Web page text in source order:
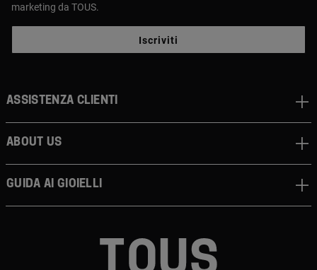
marketing da TOUS.
Iscriviti
Assistenza clienti
About us
Guida ai gioielli